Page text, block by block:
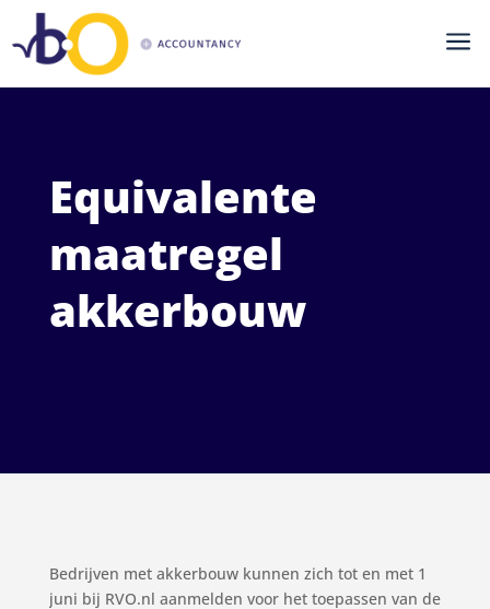
a
Equivalente
maatregel
akkerbouw
Bedrijven met akkerbouw kunnen zich tot en met 1
juni bij RVO.nl aanmelden voor het toepassen van de